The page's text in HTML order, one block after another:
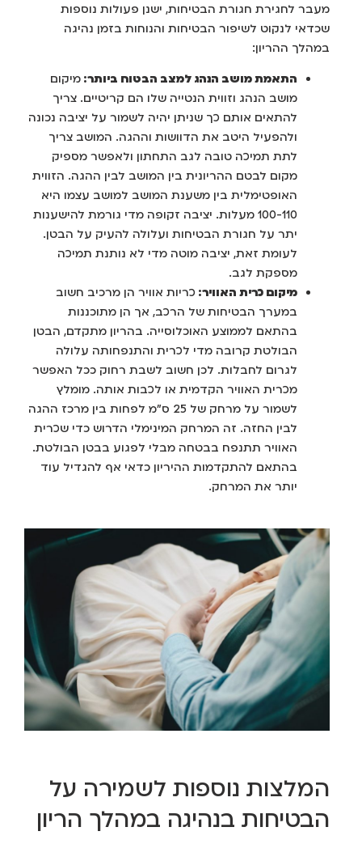
מעבר לחגירת חגורת הבטיחות, ישנן פעולות נוספות
שכדאי לנקוט לשיפור הבטיחות והנוחות בזמן נהיגה
במהלך ההריון:
התאמת מושב הנהג למצב הבטוח ביותר:מיקום
מושב הנהג וזווית הנטייה שלו הם קריטיים. צריך
להתאים אותם כך שניתן יהיה לשמור על יציבה נכונה
ולהפעיל היטב את הדוושות וההגה. המושב צריך
לתת תמיכה טובה לגב התחתון ולאפשר מספיק
מקום לבטם ההריונית בין המושב לבין ההגה. הזווית
האופטימלית בין משענת המושב למושב עצמו היא
100-110 מעלות. יציבה זקופה מדי גורמת להישענות
יתר על חגורת הבטיחות ועלולה להעיק על הבטן.
לעומת זאת, יציבה מוטה מדי לא נותנת תמיכה
מספקת לגב.
מיקום כרית האוויר:כריות אוויר הן מרכיב חשוב
במערך הבטיחות של הרכב, אך הן מתוכננות
בהתאם לממוצע האוכלוסייה. בהריון מתקדם, הבטן
הבולטת קרובה מדי לכרית והתנפחותה עלולה
לגרום לחבלות. לכן חשוב לשבת רחוק ככל האפשר
מכרית האוויר הקדמית או לכבות אותה. מומלץ
לשמור על מרחק של 25 ס"מ לפחות בין מרכז ההגה
לבין החזה. זה המרחק המינימלי הדרוש כדי שכרית
האוויר תתנפח בבטחה מבלי לפגוע בבטן הבולטת.
בהתאם להתקדמות ההיריון כדאי אף להגדיל עוד
יותר את המרחק.
המלצות נוספות לשמירה על
הבטיחות בנהיגה במהלך הריון